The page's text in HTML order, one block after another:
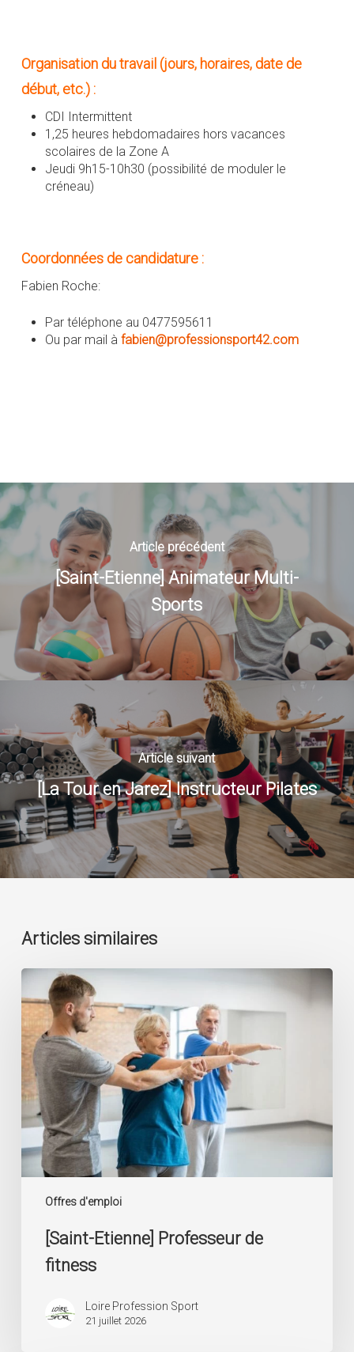
Organisation du travail (jours, horaires, date de
début, etc.) :
CDI Intermittent
1,25 heures hebdomadaires hors vacances
scolaires de la Zone A
Jeudi 9h15-10h30 (possibilité de moduler le
créneau)
Coordonnées de candidature :
Fabien Roche:
Par téléphone au 0477595611
Ou par mail à fabien@professionsport42.com
Article précédent
[Saint-Etienne] Animateur Multi-
Sports
Article suivant
[La Tour en Jarez] Instructeur Pilates
Articles similaires
Offres d'emploi
[Saint-
Etienne]
Professeur
de
fitness
[Saint-Etienne] Professeur de
fitness
Loire Profession Sport
21 juillet 2026